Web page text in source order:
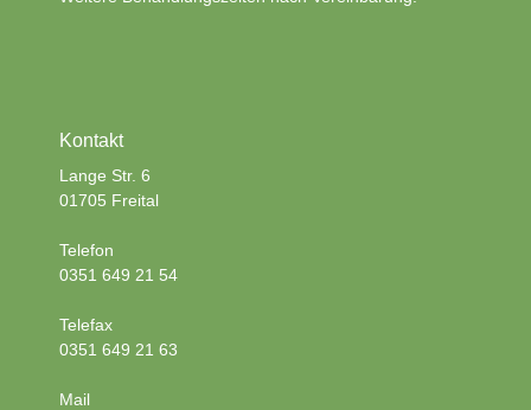
Kontakt
Lange Str. 6
01705 Freital
Telefon
0351 649 21 54
Telefax
0351 649 21 63
Mail